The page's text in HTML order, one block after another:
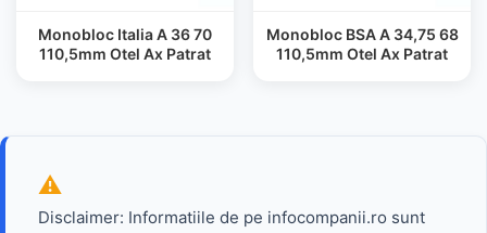
Monobloc Italia A 36 70
110,5mm Otel Ax Patrat
Monobloc BSA A 34,75 68
110,5mm Otel Ax Patrat
Disclaimer: Informatiile de pe infocompanii.ro sunt